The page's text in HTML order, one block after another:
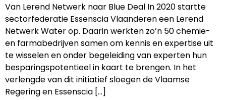
Van Lerend Netwerk naar Blue Deal In 2020 startte
sectorfederatie Essenscia Vlaanderen een Lerend
Netwerk Water op. Daarin werkten zo’n 50 chemie-
en farmabedrijven samen om kennis en expertise uit
te wisselen en onder begeleiding van experten hun
besparingspotentieel in kaart te brengen. In het
verlengde van dit initiatief sloegen de Vlaamse
Regering en Essenscia […]